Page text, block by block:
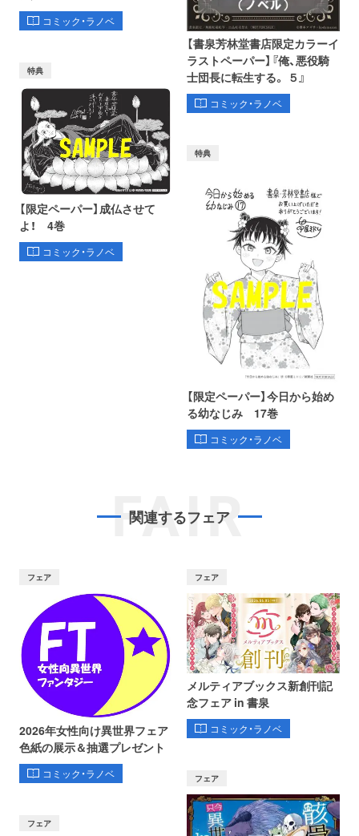
コミック・ラノベ
【書泉芳林堂書店限定カラーイ
ラストペーパー】『俺、悪役騎
士団長に転生する。 ５』
コミック・ラノベ
特典
【限定ペーパー】成仏させて
よ！ 4巻
コミック・ラノベ
特典
【限定ペーパー】今日から始め
る幼なじみ 17巻
コミック・ラノベ
FAIR
関連するフェア
フェア
2026年女性向け異世界フェア
色紙の展示＆抽選プレゼント
コミック・ラノベ
フェア
メルティアブックス新創刊記
念フェア in 書泉
コミック・ラノベ
フェア
フェア